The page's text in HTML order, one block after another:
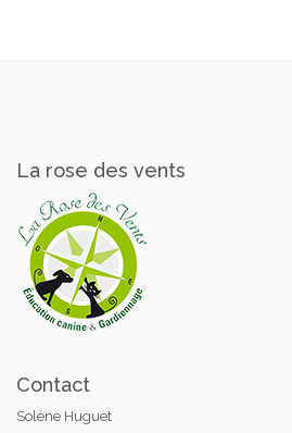
La rose des vents
Contact
Solène Huguet